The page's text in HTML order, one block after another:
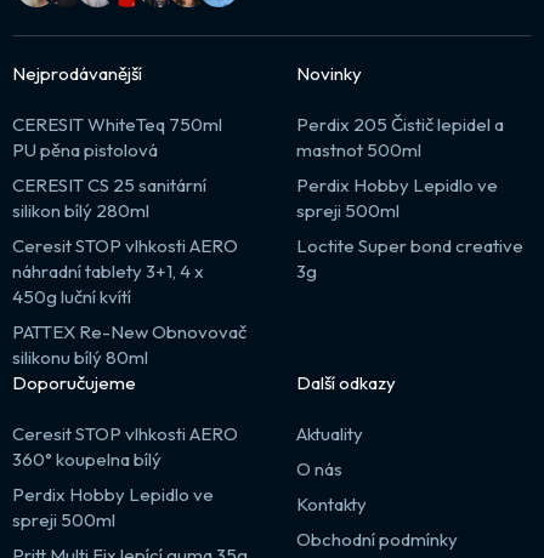
Nejprodávanější
CERESIT WhiteTeq 750ml
PU pěna pistolová
CERESIT CS 25 sanitární
silikon bílý 280ml
Ceresit STOP vlhkosti AERO
náhradní tablety 3+1, 4 x
450g luční kvítí
PATTEX Re-New Obnovovač
silikonu bílý 80ml
Novinky
Perdix 205 Čistič lepidel a
mastnot 500ml
Perdix Hobby Lepidlo ve
spreji 500ml
Loctite Super bond creative
3g
Doporučujeme
Ceresit STOP vlhkosti AERO
360° koupelna bílý
Perdix Hobby Lepidlo ve
spreji 500ml
Další odkazy
Aktuality
O nás
Kontakty
Obchodní podmínky